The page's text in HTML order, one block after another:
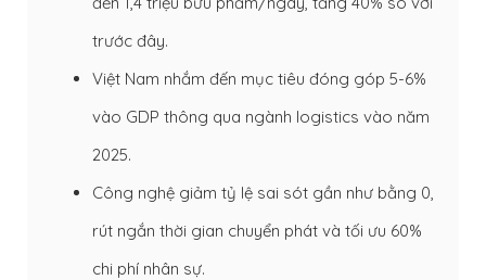
trước đây.
Việt Nam nhắm đến mục tiêu đóng góp 5-6%
vào GDP thông qua ngành logistics vào năm
2025.
Công nghệ giảm tỷ lệ sai sót gần như bằng 0,
rút ngắn thời gian chuyển phát và tối ưu 60%
chi phí nhân sự.